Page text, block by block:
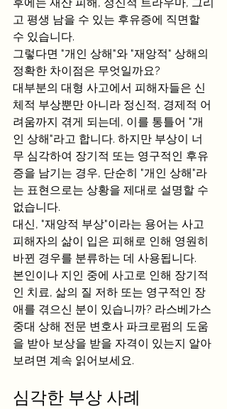
고 평생 남을 수 있는 후유증에 직면할
수 있습니다.
그렇다면 "개인 상해"와 "재앙적" 상해의
정확한 차이점은 무엇일까요?
대부분의 대형 사고에서 피해자들은 신
체적 부상뿐만 아니라 정신적, 경제적 어
려움까지 겪게 되는데, 이를 통틀어 "개
인 상해"라고 합니다. 하지만 부상이 너
무 심각하여 장기적 또는 영구적인 후유
증을 남기는 경우, 단순히 "개인 상해"라
는 표현으로는 상황을 제대로 설명할 수
없습니다.
대신, "재앙적 부상"이라는 용어는 사고
피해자의 삶이 입은 피해로 인해 영원히
바뀐 경우를 분류하는 데 사용됩니다.
본인이나 지인 중에 사고로 인해 장기적
인 치료, 삶의 질 저하 또는 영구적인 장
애를 겪으신 분이 있습니까? 라스베가스
중대 상해 전문 변호사 파크로펌의 도움
을 받아 보상을 받을 자격이 있는지 알아
보려면 계속 읽어보세요.
심각한 부상 사례